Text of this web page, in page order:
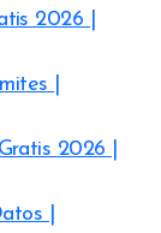
2026 |
|
2026 |
|